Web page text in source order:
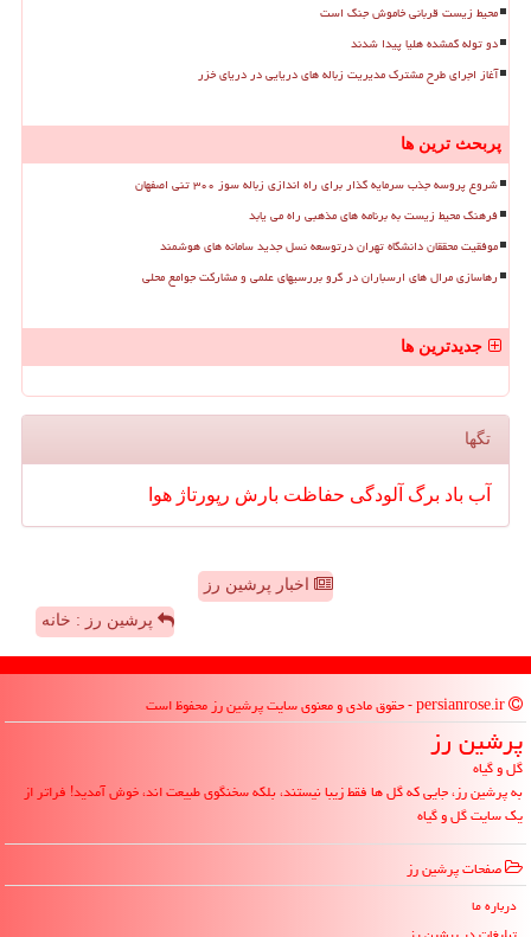
محیط زیست قربانی خاموش جنگ است
دو توله گمشده هلیا پیدا شدند
آغاز اجرای طرح مشترک مدیریت زباله های دریایی در دریای خزر
پربحث ترین ها
شروع پروسه جذب سرمایه گذار برای راه اندازی زباله سوز ۳۰۰ تنی اصفهان
فرهنگ محیط زیست به برنامه های مذهبی راه می یابد
موفقیت محققان دانشگاه تهران درتوسعه نسل جدید سامانه های هوشمند
رهاسازی مرال های ارسباران در گرو بررسیهای علمی و مشارکت جوامع محلی
جدیدترین ها
تگها
آب باد برگ آلودگی حفاظت بارش رپورتاژ هوا
اخبار پرشین رز
پرشین رز : خانه
پرشین رز
گل و گیاه
به پرشین رز، جایی که گل ها فقط زیبا نیستند، بلکه سخنگوی طبیعت اند، خوش آمدید! فراتر از
یک سایت گل و گیاه
صفحات پرشین رز
درباره ما